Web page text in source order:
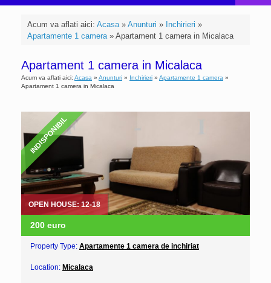
Acum va aflati aici: Acasa» Anunturi » Inchirieri »
Apartamente 1 camera» Apartament 1 camera in Micalaca
Apartament 1 camera in Micalaca
Acum va aflati aici: Acasa » Anunturi » Inchirieri » Apartamente 1 camera »
Apartament 1 camera in Micalaca
INDISPONIBIL
OPEN HOUSE: 12-18
200 euro
Property Type: Apartamente 1 camera de inchiriat
Location: Micalaca